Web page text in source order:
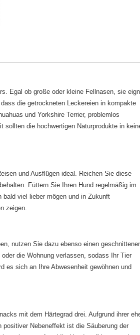
Egal ob große oder kleine Fellnasen, sie
die getrockneten Leckereien in kompakte
und Yorkshire Terrier, problemlos
sollten die hochwertigen Naturprodukte in
und Ausflügen ideal. Reichen Sie diese
Füttern Sie Ihren Hund regelmäßig im
viel lieber mögen und in Zukunft
zeigen.
nutzen Sie dazu ebenso einen
die Wohnung verlassen, sodass Ihr Tier
es sich an Ihre Abwesenheit gewöhnen und
mit dem Härtegrad drei. Aufgrund ihrer
Nebeneffekt ist die Säuberung der